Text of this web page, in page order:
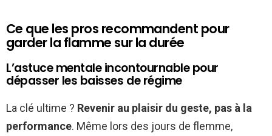
Ce que les pros recommandent pour
garder la flamme sur la durée
L’astuce mentale incontournable pour
dépasser les baisses de régime
La clé ultime ? Revenir au plaisir du geste, pas à la
performance. Même lors des jours de flemme,